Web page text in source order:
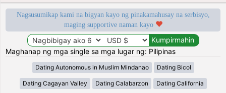
Nagsusumikap kami na bigyan kayo ng pinakamahusay na serbisyo,
maging supportive naman kayo
Maghanap ng mga single sa mga lugar ng: Pilipinas
Dating Autonomous in Muslim Mindanao Dating Bicol
Dating Cagayan Valley Dating Calabarzon Dating California